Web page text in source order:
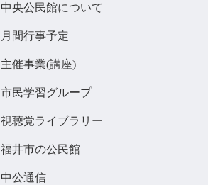
中央公民館について
月間行事予定
主催事業(講座)
市民学習グループ
視聴覚ライブラリー
福井市の公民館
中公通信